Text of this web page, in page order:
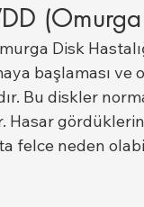
Disk
başlaması
Bu diskler
Hasar
felce neden